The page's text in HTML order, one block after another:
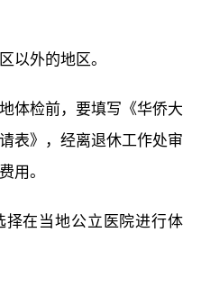
以外的地区。
体检前，要填写《华侨大
表》，经离退休工作处审
用。
在当地公立医院进行体